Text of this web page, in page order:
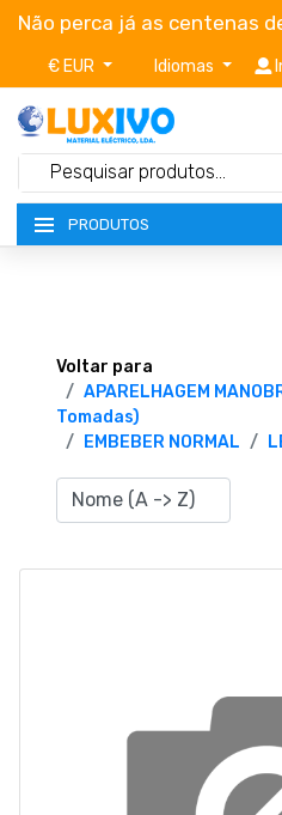
Não perca já as centenas
€ EUR Idiomas
PRODUTOS
TERMOS E CONDIÇÕES
CATÁLOGOS
CAMPANHAS
Voltar para
APARELHAGEM
Tomadas)
EMBEBER NORMAL